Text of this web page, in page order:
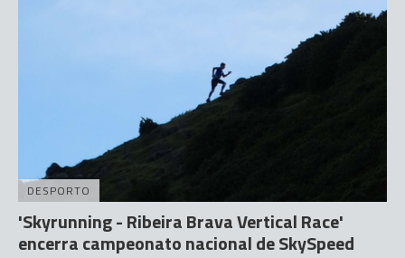
DESPORTO
'Skyrunning - Ribeira Brava Vertical Race'
encerra campeonato nacional de SkySpeed